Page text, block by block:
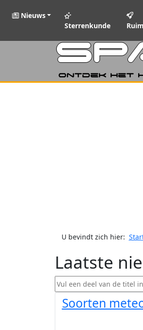
Nieuws
Sterrenkunde
Ontdek het
U bevindt zich hier:
Laatste
Vul een deel van de titel in
Soorten